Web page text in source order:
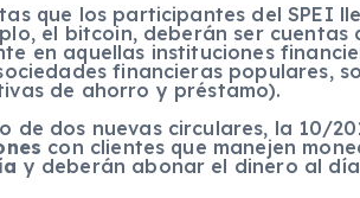
que los participantes del SPEI
el bitcoin, deberán ser
en aquellas instituciones
financieras populares,
de ahorro y préstamo).
de dos nuevas circulares, la 10/
con clientes que manejen
y deberán abonar el dinero al